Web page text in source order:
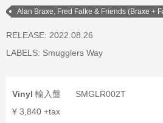
Alan Braxe, Fred Falke & Friends (Braxe +
RELEASE: 2022.08.26
LABELS: Smugglers Way
Vinyl 輸入盤
SMGLR002T
¥ 3,840 +tax